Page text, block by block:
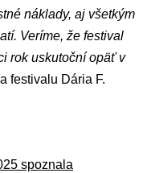
náklady, aj všetkým
Veríme, že festival
rok uskutoční opäť v
festivalu Dária F.
spoznala